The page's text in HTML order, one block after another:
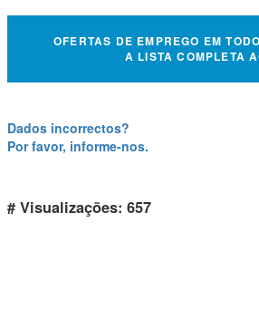
OFERTAS DE EMPREGO EM
A LISTA COMPLETA
Dados incorrectos?
Por favor, informe-nos.
# Visualizações: 657